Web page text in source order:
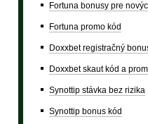
Fortuna bonusy pre
Fortuna promo kód
Doxxbet registračný
Doxxbet skaut kód a
Synottip stávka bez rizika
Synottip bonus kód